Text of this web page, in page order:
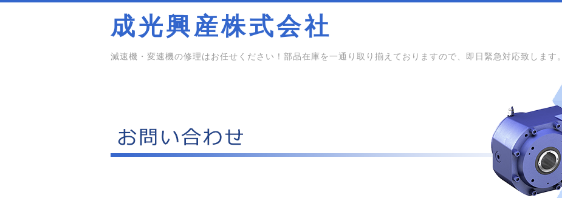
成光興産株式会社
減速機・変速機の修理はお任せください！部品在庫を一通り取り揃えておりますので、即日緊急対応致します。